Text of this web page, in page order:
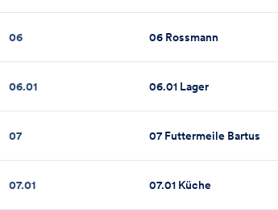
06 06 Rossmann
06.01 06.01 Lager
07 07 Futtermeile Bartus
07.01 07.01 Küche